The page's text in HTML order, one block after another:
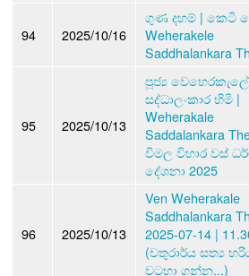
94 2025/10/16
ගුණ දහම් | කෙටි
Weherakele
Saddhalankara
95 2025/10/13
පූජ්‍ය වෙහෙරකැලේ
සද්ධාලංකාර හිමි |
Weherakale
Saddalankara
විමල විහාර වස්
දේශනා 2025
96 2025/10/13
Ven Weherakale
Saddhalankara
2025-07-14 |
(චතුරාර්ය සත්‍ය
වටහා ගන්න...)